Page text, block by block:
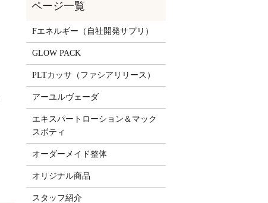
Fエネルギー（自社開発サプリ）
GLOW PACK
PLTカッサ（ファシアリリース）
アーユルヴェーダ
エキスパートローション＆マック
スボティ
オーダーメイド整体
オリジナル商品
スタッフ紹介